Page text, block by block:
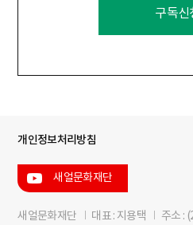
구독신
개인정보처리방침
새얼문화재단
새얼문화재단 대표 : 지용택 주소 :